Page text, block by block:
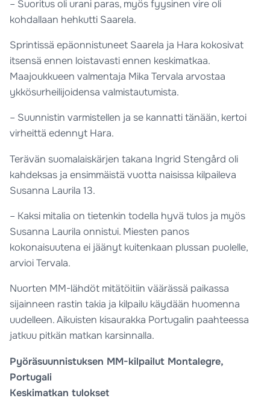
– Suoritus oli urani paras, myös fyysinen vire oli
kohdallaan hehkutti Saarela.
Sprintissä epäonnistuneet Saarela ja Hara kokosivat
itsensä ennen loistavasti ennen keskimatkaa.
Maajoukkueen valmentaja Mika Tervala arvostaa
ykkösurheilijoidensa valmistautumista.
– Suunnistin varmistellen ja se kannatti tänään, kertoi
virheittä edennyt Hara.
Terävän suomalaiskärjen takana Ingrid Stengård oli
kahdeksas ja ensimmäistä vuotta naisissa kilpaileva
Susanna Laurila 13.
– Kaksi mitalia on tietenkin todella hyvä tulos ja myös
Susanna Laurila onnistui. Miesten panos
kokonaisuutena ei jäänyt kuitenkaan plussan puolelle,
arvioi Tervala.
Nuorten MM-lähdöt mitätöitiin väärässä paikassa
sijainneen rastin takia ja kilpailu käydään huomenna
uudelleen. Aikuisten kisaurakka Portugalin paahteessa
jatkuu pitkän matkan karsinnalla.
Pyöräsuunnistuksen MM-kilpailut Montalegre,
Portugali
Keskimatkan tulokset